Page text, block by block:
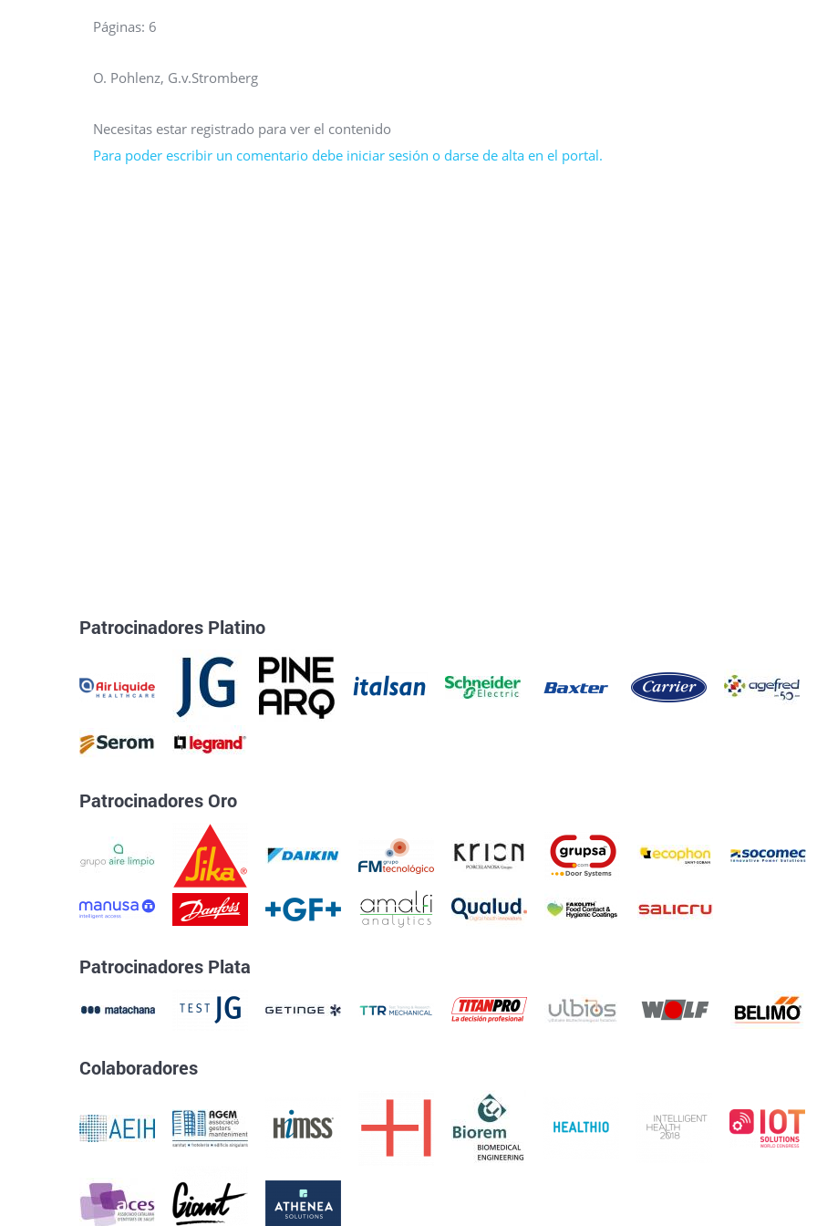
Páginas: 6
O. Pohlenz, G.v.Stromberg
Necesitas estar registrado para ver el contenido
Para poder escribir un comentario debe iniciar sesión o darse de alta en el portal.
Patrocinadores Platino
Patrocinadores Oro
Patrocinadores Plata
Colaboradores